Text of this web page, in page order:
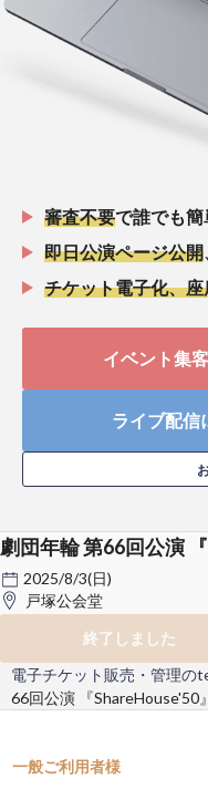
審査不要で誰でも簡
即日公演ページ公開
チケット電子化、
イベント集
ライブ配信
劇団年輪 第66回公演
2025/8/3(日)
戸塚公会堂
終了しました
電子チケット販売・管理の
66回公演 『ShareHouse'50
一般ご利用者様